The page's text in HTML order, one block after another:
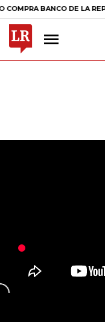
BANCO DE LA REPÚBLICA